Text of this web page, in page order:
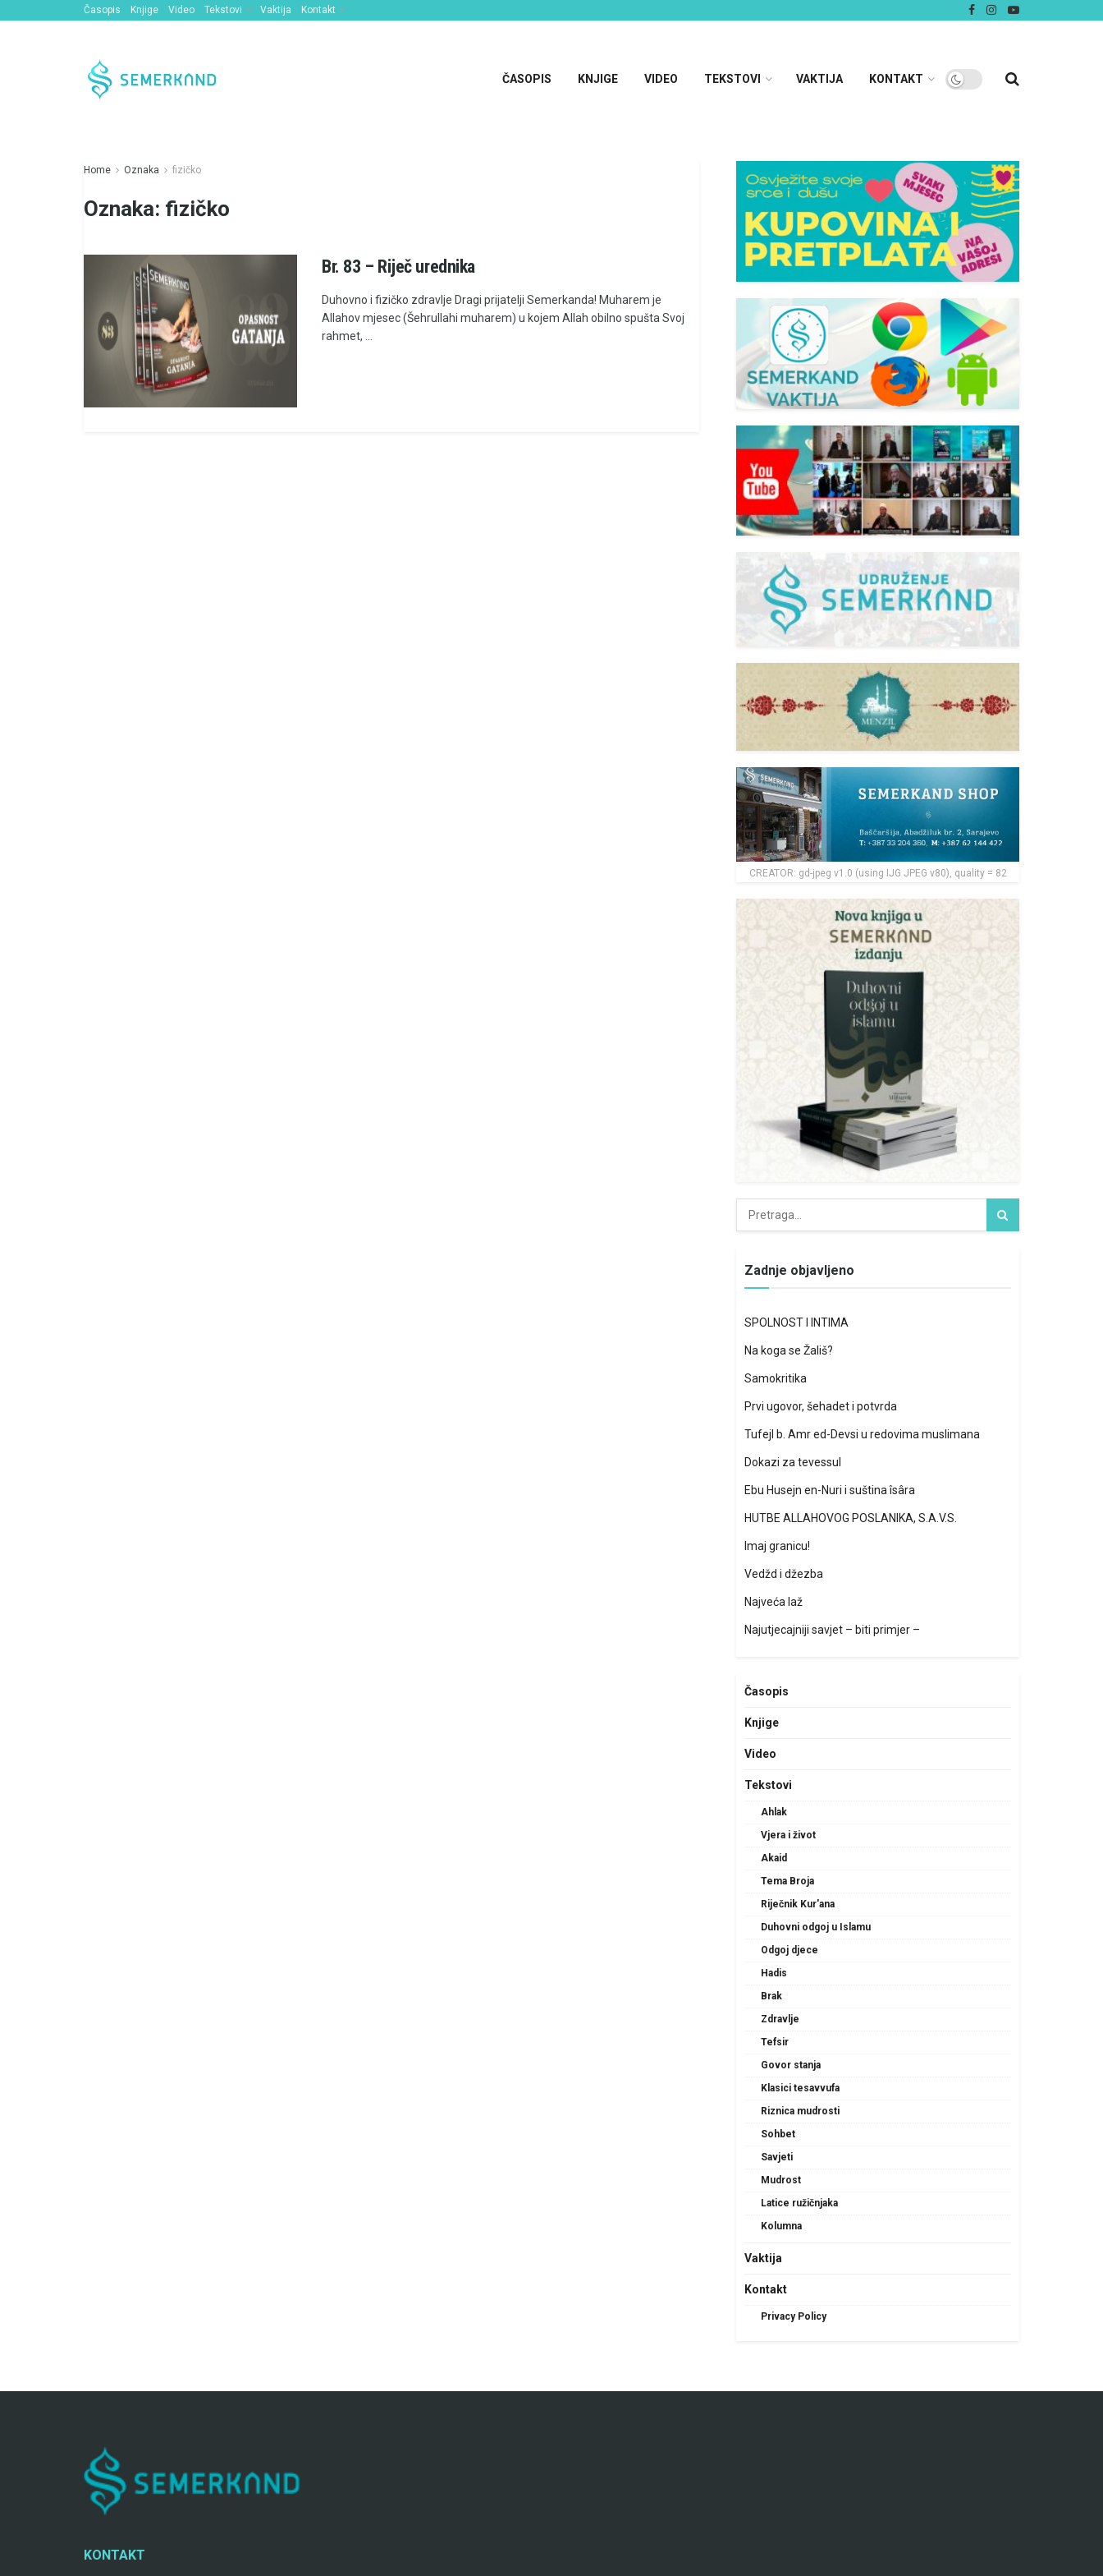
Časopis Knjige Video Tekstovi Vaktija Kontakt
ČASOPIS KNJIGE VIDEO TEKSTOVI VAKTIJA KONTAKT
Home Oznaka fizičko
Oznaka: fizičko
Br. 83 – Riječ urednika
Duhovno i fizičko zdravlje Dragi prijatelji Semerkanda! Muharem je
Allahov mjesec (Šehrullahi muharem) u kojem Allah obilno spušta Svoj
rahmet, ...
CREATOR: gd-jpeg v1.0 (using IJG JPEG v80), quality = 82
Zadnje objavljeno
SPOLNOST I INTIMA
Na koga se Žališ?
Samokritika
Prvi ugovor, šehadet i potvrda
Tufejl b. Amr ed-Devsi u redovima muslimana
Dokazi za tevessul
Ebu Husejn en-Nuri i suština îsâra
HUTBE ALLAHOVOG POSLANIKA, S.A.V.S.
Imaj granicu!
Vedžd i džezba
Najveća laž
Najutjecajniji savjet – biti primjer –
Časopis
Knjige
Video
Tekstovi
Ahlak
Vjera i život
Akaid
Tema Broja
Riječnik Kur'ana
Duhovni odgoj u Islamu
Odgoj djece
Hadis
Brak
Zdravlje
Tefsir
Govor stanja
Klasici tesavvufa
Riznica mudrosti
Sohbet
Savjeti
Mudrost
Latice ružičnjaka
Kolumna
Vaktija
Kontakt
Privacy Policy
KONTAKT